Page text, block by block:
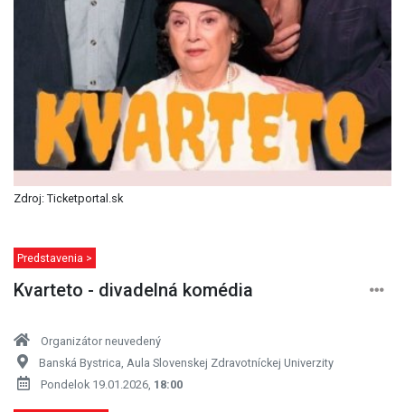
Zdroj: Ticketportal.sk
Predstavenia >
Kvarteto - divadelná komédia
Organizátor neuvedený
Banská Bystrica, Aula Slovenskej Zdravotníckej Univerzity
Pondelok 19.01.2026, 18:00